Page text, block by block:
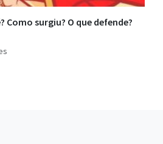
Como surgiu? O que defende?